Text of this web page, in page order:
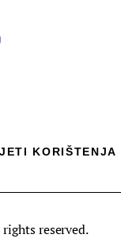
KORIŠTENJA
reserved.